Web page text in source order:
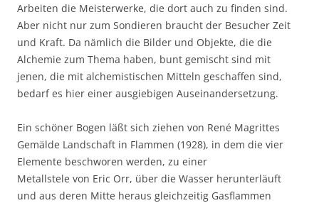
Arbeiten die Meisterwerke, die dort auch zu finden sind.
Aber nicht nur zum Sondieren braucht der Besucher Zeit
und Kraft. Da nämlich die Bilder und Objekte, die die
Alchemie zum Thema haben, bunt gemischt sind mit
jenen, die mit alchemistischen Mitteln geschaffen sind,
bedarf es hier einer ausgiebigen Auseinandersetzung.
Ein schöner Bogen läßt sich ziehen von René Magrittes
Gemälde Landschaft in Flammen (1928), in dem die vier
Elemente beschworen werden, zu einer
Metallstele von Eric Orr, über die Wasser herunterläuft
und aus deren Mitte heraus gleichzeitig Gasflammen